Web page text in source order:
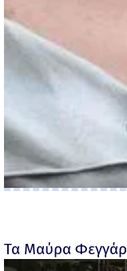
Τα Μαύρα